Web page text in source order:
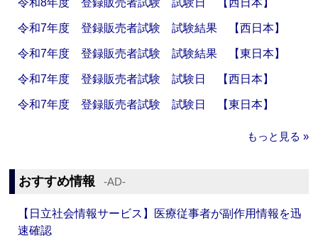
令和8年度 登録販売者試験 試験日 【西日本】
令和7年度 登録販売者試験 試験結果 【西日本】
令和7年度 登録販売者試験 試験結果 【東日本】
令和7年度 登録販売者試験 試験日 【西日本】
令和7年度 登録販売者試験 試験日 【東日本】
もっと見る »
おすすめ情報 ‐AD‐
【日立社会情報サービス】医療従事者が副作用情報を迅
速確認